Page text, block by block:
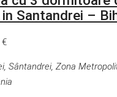
Santandrei –
€
Sântandrei, Zona